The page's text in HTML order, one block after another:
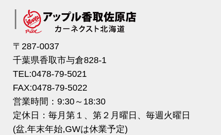
〒287-0037
千葉県香取市与倉828-1
TEL:0478-79-5021
FAX:0478-79-5022
営業時間：9:30～18:30
定休日：毎月第１、第２月曜日、毎週火曜日
(盆,年末年始,GWは休業予定)